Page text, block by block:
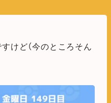
けど（今のところそん